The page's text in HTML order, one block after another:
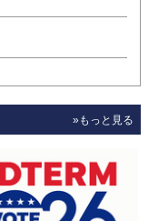
»もっと見る